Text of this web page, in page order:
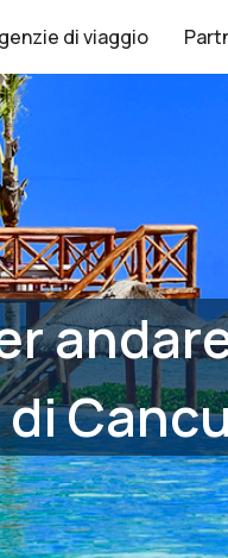
di viaggio